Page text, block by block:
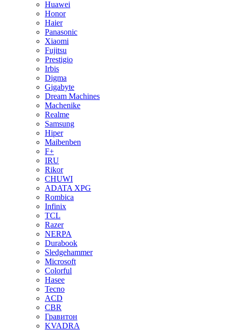
Huawei
Honor
Haier
Panasonic
Xiaomi
Fujitsu
Prestigio
Irbis
Digma
Gigabyte
Dream Machines
Machenike
Realme
Samsung
Hiper
Maibenben
F+
IRU
Rikor
CHUWI
ADATA XPG
Rombica
Infinix
TCL
Razer
NERPA
Durabook
Sledgehammer
Microsoft
Colorful
Hasee
Tecno
ACD
CBR
Гравитон
KVADRA